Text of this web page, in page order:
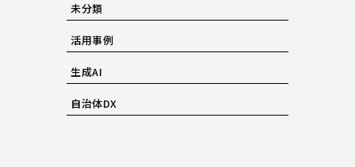
未分類
活用事例
生成AI
自治体DX